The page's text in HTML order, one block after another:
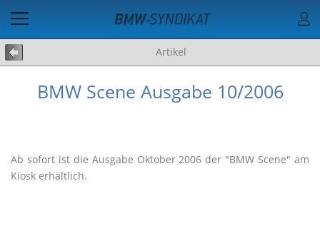
Artikel
BMW Scene Ausgabe 10/2006
Ab sofort ist die Ausgabe Oktober 2006 der "BMW Scene" am
Kiosk erhältlich.